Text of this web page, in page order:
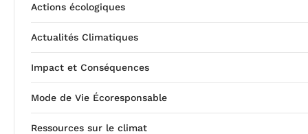
Actions écologiques
Actualités Climatiques
Impact et Conséquences
Mode de Vie Écoresponsable
Ressources sur le climat